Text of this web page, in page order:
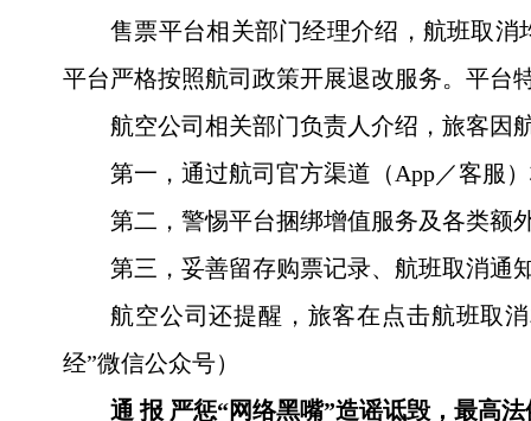
售票平台相关部门经理介绍，航班取
平台严格按照航司政策开展退改服务。平台
航空公司相关部门负责人介绍，旅客因
第一，通过航司官方渠道（App／客服
第二，警惕平台捆绑增值服务及各类额
第三，妥善留存购票记录、航班取消通
航空公司还提醒，旅客在点击航班取
经”微信公众号）
通 报 严惩“网络黑嘴”造谣诋毁，最高